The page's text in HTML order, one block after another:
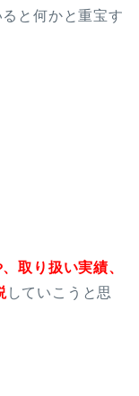
と何かと重宝す
取り扱い実績、
していこうと思